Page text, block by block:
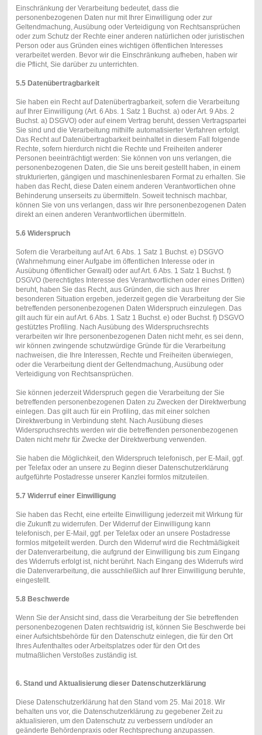
Einschränkung der Verarbeitung bedeutet, dass die
personenbezogenen Daten nur mit Ihrer Einwilligung oder zur
Geltendmachung, Ausübung oder Verteidigung von Rechtsan­sprüchen
oder zum Schutz der Rechte einer anderen natürlichen oder juristischen
Person oder aus Gründen eines wichtigen öffentlichen Interesses
verarbeitet werden. Bevor wir die Einschränkung aufheben, haben wir
die Pflicht, Sie darüber zu unterrichten.
5.5 Datenübertragbarkeit
Sie haben ein Recht auf Datenübertragbarkeit, sofern die Verarbeitung
auf Ihrer Einwilligung (Art. 6 Abs. 1 Satz 1 Buchst. a) oder Art. 9 Abs. 2
Buchst. a) DSGVO) oder auf einem Vertrag beruht, dessen Vertragspartei
Sie sind und die Verarbeitung mithilfe automatisierter Verfahren erfolgt.
Das Recht auf Datenübertragbarkeit beinhaltet in diesem Fall folgende
Rechte, sofern hierdurch nicht die Rechte und Freiheiten anderer
Personen beeinträchtigt werden: Sie können von uns verlangen, die
personenbezogenen Daten, die Sie uns bereit gestellt haben, in einem
strukturierten, gängigen und maschinenlesbaren Format zu erhalten. Sie
haben das Recht, diese Daten einem anderen Verantwortlichen ohne
Behinderung unserseits zu übermitteln. Soweit technisch machbar,
können Sie von uns verlangen, dass wir Ihre personenbezogenen Daten
direkt an einen anderen Verantwortlichen übermitteln.
5.6 Widerspruch
Sofern die Verarbeitung auf Art. 6 Abs. 1 Satz 1 Buchst. e) DSGVO
(Wahrnehmung einer Aufgabe im öffentlichen Interesse oder in
Ausübung öffentlicher Gewalt) oder auf Art. 6 Abs. 1 Satz 1 Buchst. f)
DSGVO (berechtigtes Interesse des Verantwortlichen oder eines Dritten)
beruht, haben Sie das Recht, aus Gründen, die sich aus Ihrer
besonderen Situation ergeben, jederzeit gegen die Verarbeitung der Sie
betreffenden personenbezogenen Daten Widerspruch einzulegen. Das
gilt auch für ein auf Art. 6 Abs. 1 Satz 1 Buchst. e) oder Buchst. f) DSGVO
gestütztes Profiling. Nach Ausübung des Widerspruchsrechts
verarbeiten wir Ihre personenbezogenen Daten nicht mehr, es sei denn,
wir können zwingende schutzwürdige Gründe für die Verarbeitung
nachweisen, die Ihre Interessen, Rechte und Freiheiten überwiegen,
oder die Verarbeitung dient der Geltendmachung, Ausübung oder
Verteidigung von Rechtsansprüchen.
Sie können jederzeit Widerspruch gegen die Verarbeitung der Sie
betreffenden personenbezogenen Daten zu Zwecken der Direktwerbung
einlegen. Das gilt auch für ein Profiling, das mit einer solchen
Direktwerbung in Verbindung steht. Nach Ausübung dieses
Widerspruchsrechts werden wir die betreffenden personenbezogenen
Daten nicht mehr für Zwecke der Direktwerbung verwenden.
Sie haben die Möglichkeit, den Widerspruch telefonisch, per E-Mail, ggf.
per Telefax oder an unsere zu Beginn dieser Datenschutzerklärung
aufgeführte Postadresse unserer Kanzlei formlos mitzuteilen.
5.7 Widerruf einer Einwilligung
Sie haben das Recht, eine erteilte Einwilligung jederzeit mit Wirkung für
die Zukunft zu widerrufen. Der Widerruf der Einwilligung kann
telefonisch, per E-Mail, ggf. per Telefax oder an unsere Postadresse
formlos mitgeteilt werden. Durch den Widerruf wird die Rechtmäßigkeit
der Datenverarbeitung, die aufgrund der Einwilligung bis zum Eingang
des Widerrufs erfolgt ist, nicht berührt. Nach Eingang des Widerrufs wird
die Datenverarbeitung, die ausschließlich auf Ihrer Einwilligung beruhte,
eingestellt.
5.8 Beschwerde
Wenn Sie der Ansicht sind, dass die Verarbeitung der Sie betreffenden
personenbezogenen Daten rechtswidrig ist, können Sie Beschwerde bei
einer Aufsichtsbehörde für den Datenschutz einlegen, die für den Ort
Ihres Aufenthaltes oder Arbeitsplatzes oder für den Ort des
mutmaßlichen Verstoßes zuständig ist.
6. Stand und Aktualisierung dieser Datenschutzerklärung
Diese Datenschutzerklärung hat den Stand vom 25. Mai 2018. Wir
behalten uns vor, die Datenschutzerklärung zu gegebener Zeit zu
aktualisieren, um den Datenschutz zu verbessern und/oder an
geänderte Behördenpraxis oder Rechtsprechung anzupassen.